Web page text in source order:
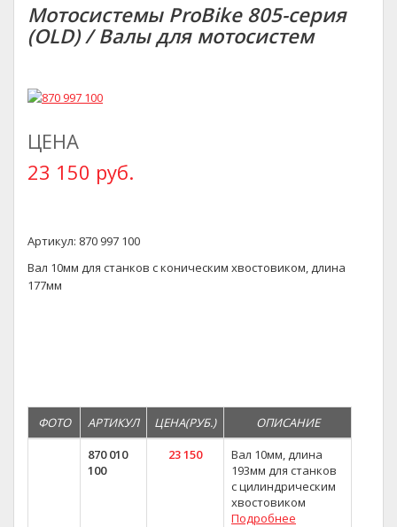
Мотосистемы ProBike 805-серия
(OLD) / Валы для мотосистем
ЦЕНА
23 150 руб.
Артикул: 870 997 100
Вал 10мм для станков с коническим хвостовиком, длина
177мм
ФОТО АРТИКУЛ ЦЕНА(РУБ.)
ОПИСАНИЕ
870 010
100
23 150
Вал 10мм, длина
193мм для станков
с цилиндрическим
хвостовиком
Подробнее